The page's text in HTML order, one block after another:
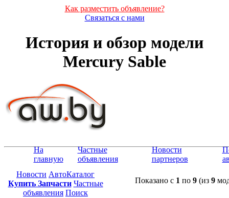
Как разместить объявление?
Связаться с нами
История и обзор модели
Mercury Sable
На
главную
Частные
объявления
Новости
партнеров
Новости АвтоКаталог
Купить Запчасти Частные
объявления Поиск
Показано с 1 по 9(из 9